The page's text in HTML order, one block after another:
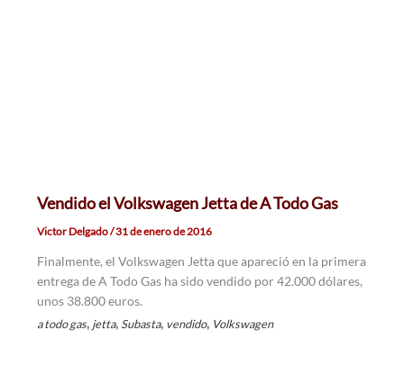
Vendido el Volkswagen Jetta de A Todo Gas
Victor Delgado/31 de enero de 2016
Finalmente, el Volkswagen Jetta que apareció en la primera
entrega de A Todo Gas ha sido vendido por 42.000 dólares,
unos 38.800 euros.
a todo gas, jetta, Subasta, vendido, Volkswagen